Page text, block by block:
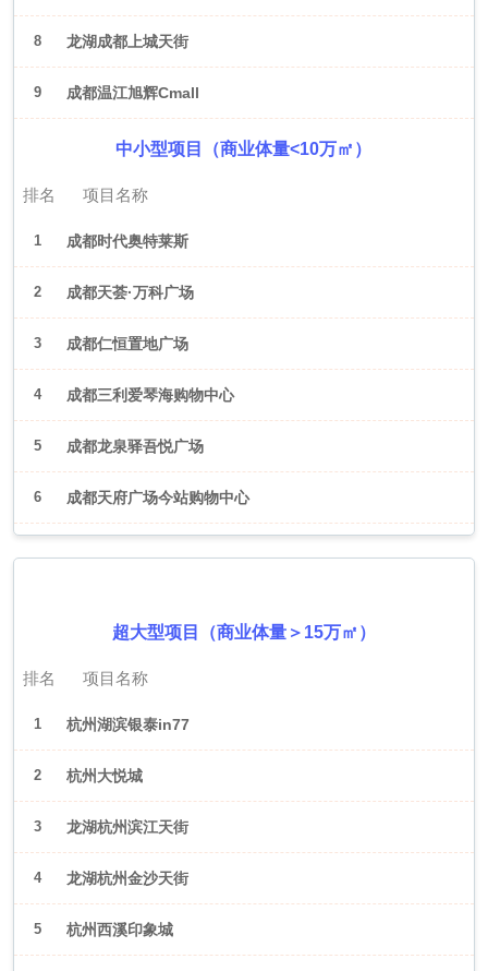
8 龙湖成都上城天街
9 成都温江旭辉Cmall
中小型项目（商业体量<10万㎡）
排名 项目名称
1 成都时代奥特莱斯
2 成都天荟·万科广场
3 成都仁恒置地广场
4 成都三利爱琴海购物中心
5 成都龙泉驿吾悦广场
6 成都天府广场今站购物中心
超大型项目（商业体量＞15万㎡）
排名 项目名称
1 杭州湖滨银泰in77
2 杭州大悦城
3 龙湖杭州滨江天街
4 龙湖杭州金沙天街
5 杭州西溪印象城